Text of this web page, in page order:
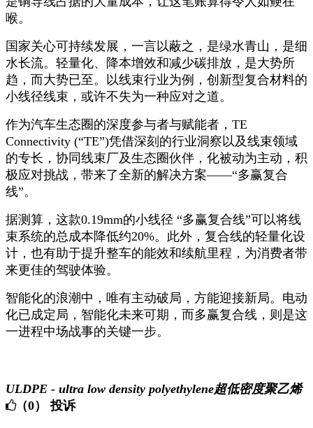
喉。
国家关心可持续发展，一言以蔽之，是绿水青山，是细
水长流。轻量化、降本增效和减少碳排放，是大势所
趋，而大势已至。以线束行业为例，创新型复合材料的
小线径线束，或许不失为一种应对之道。
作为汽车生态圈的深度参与者与赋能者，TE
Connectivity (“TE”)凭借深刻的行业洞察以及线束领域
的专长，协同线束厂及生态圈伙伴，化被动为主动，积
极应对挑战，带来了全新的解决方案——“多赢复合
线”。
据测算，这款0.19mm的小线径 “多赢复合线”可以将线
束系统的总成本降低约20%。此外，复合线的轻量化设
计，也有助于提升整车的能效和续航里程，为消费者带
来更佳的驾驶体验。
智能化的浪潮中，唯有主动破局，方能迎接新局。电动
化已成定局，智能化未来可期，而多赢复合线，则是这
一进程中场战事的关键一步。
ULDPE - ultra low density polyethylene超低密度聚乙烯
（0）
投诉